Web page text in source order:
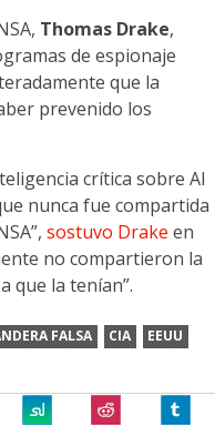
Thomas Drake,
de espionaje
que la
prevenido los
crítica sobre Al
nunca fue compartida
sostuvo Drake en
no compartieron la
que la tenían”.
FALSA CIA
EEUU